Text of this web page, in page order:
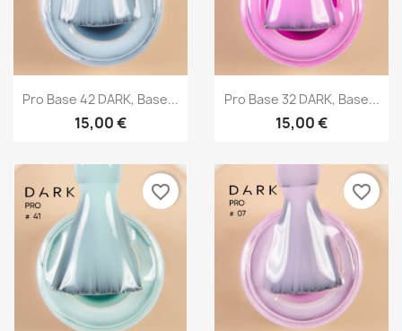
Vista rápida
Pro Base 42 DARK, Base...
15,00 €
Vista rápida
Pro Base 32 DARK, Base...
15,00 €
favorite_border favorite_border